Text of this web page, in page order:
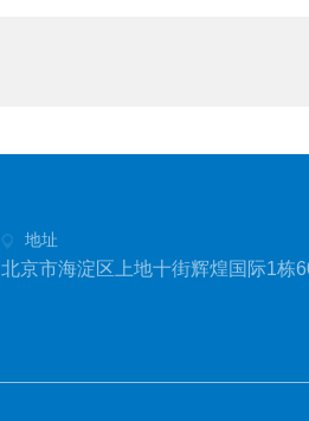
地址
北京市海淀区上地十街辉煌国际1栋